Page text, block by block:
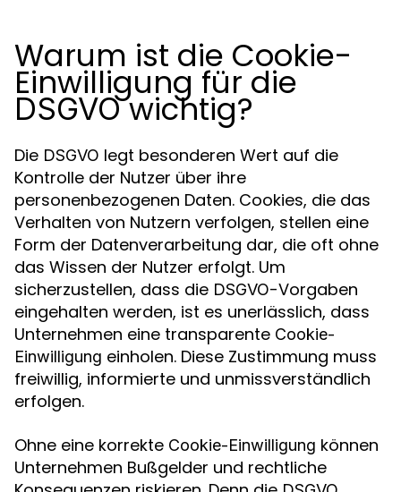
Warum ist die Cookie-
Einwilligung für die
DSGVOwichtig?
Die DSGVO legt besonderen Wert auf die
Kontrolle der Nutzer über ihre
personenbezogenen Daten. Cookies, die das
Verhalten von Nutzern verfolgen, stellen eine
Form der Datenverarbeitung dar, die oft ohne
das Wissen der Nutzer erfolgt. Um
sicherzustellen, dass die DSGVO-Vorgaben
eingehalten werden, ist es unerlässlich, dass
Unternehmen eine transparente Cookie-
Einwilligung einholen. Diese Zustimmung muss
freiwillig, informierte und unmissverständlich
erfolgen.
Ohne eine korrekte Cookie-Einwilligung können
Unternehmen Bußgelder und rechtliche